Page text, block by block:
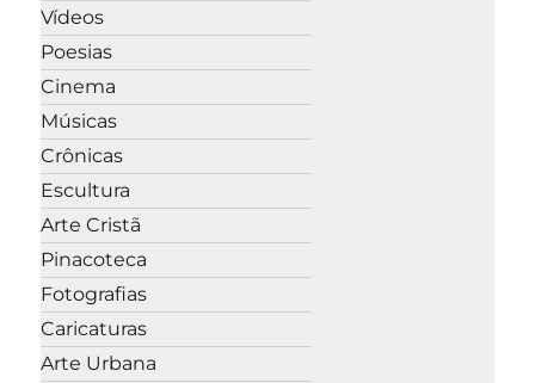
Vídeos
Poesias
Cinema
Músicas
Crônicas
Escultura
Arte Cristã
Pinacoteca
Fotografias
Caricaturas
Arte Urbana